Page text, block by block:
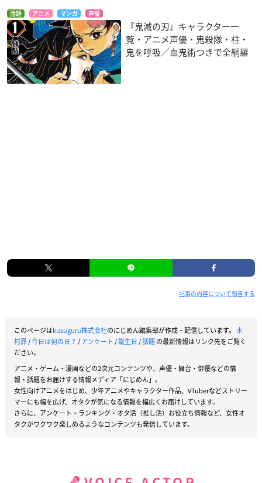
話題 アニメ マンガ 声優
『鬼滅の刃』キャラクター一
覧・アニメ声優・鬼殺隊・柱・
鬼を呼吸／血鬼術つきで全網羅
記事の内容について報告する
このページはkusuguru株式会社のにじめん編集部が作成・配信しています。 木
村昴/今日は何の日？ /アンケート /誕生日/話題の最新情報はリンク先をご覧く
ださい。
アニメ・ゲーム・漫画などの2次元コンテンツや、声優・舞台・俳優などの情
報・話題をお届けする情報メディア「にじめん」。
女性向けアニメをはじめ、少年アニメやキャラクター作品、VTuberなどストリー
マーにも幅を広げ、オタクが気になる情報を幅広くお届けしています。
さらに、アンケート・ランキング・オタ活（推し活）お役立ち情報など、女性オ
タクがワクワク楽しめるようなコンテンツも発信しています。